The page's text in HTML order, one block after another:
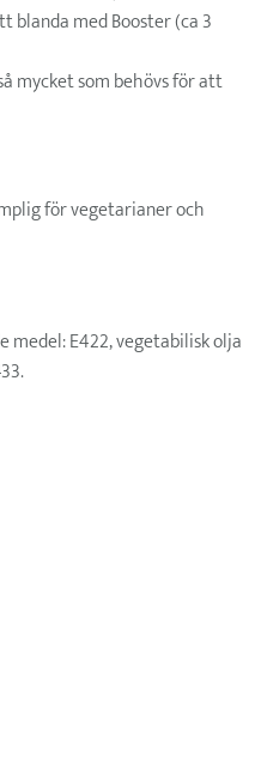
blanda med Booster (ca 3
mycket som behövs för att
för vegetarianer och
E422, vegetabilisk olja